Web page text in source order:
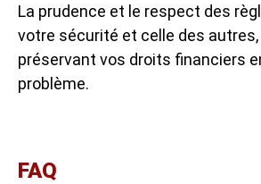
La prudence et le respect des
votre sécurité et celle des
préservant vos droits financiers
problème.
FAQ